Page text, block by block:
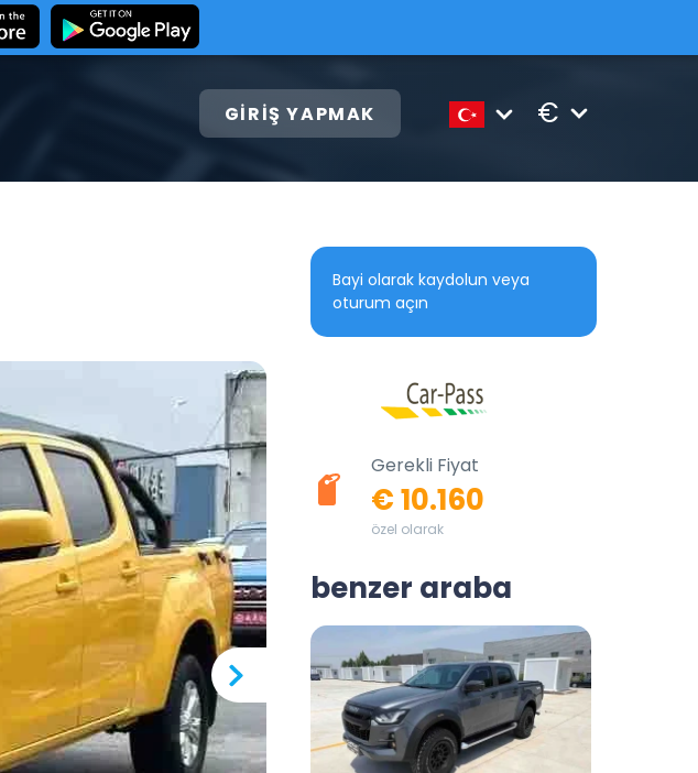
GIRIŞ YAPMAK €
Bayi olarak kaydolun veya
oturum açın
Gerekli Fiyat
€ 10.160
özel olarak
benzer araba